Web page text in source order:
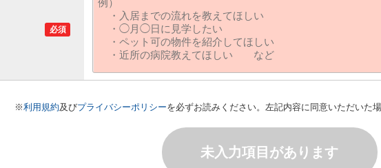
必須
※利用規約及びプライバシーポリシーを必ずお読みください。左記内容に同意いただいた
未入力項目があります